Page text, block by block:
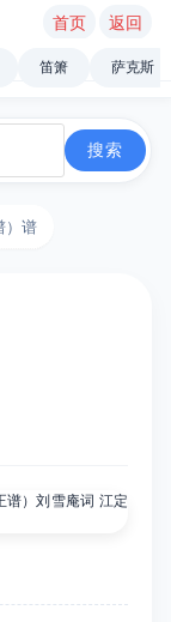
首页 返回
笛箫 萨克斯
）谱